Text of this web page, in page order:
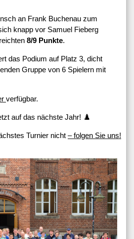
an Frank Buchenau zum
knapp vor Samuel Fieberg
8/9 Punkte.
das Podium auf Platz 3, dicht
Gruppe von 6 Spielern mit
verfügbar.
auf das nächste Jahr! ♟️
Turnier nicht – folgen Sie uns!